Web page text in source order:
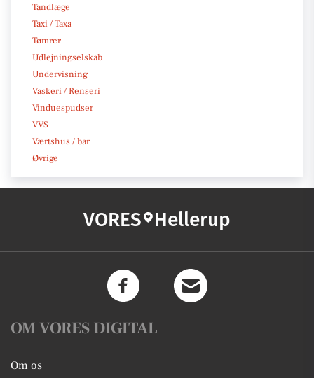
Tandlæge
Taxi / Taxa
Tømrer
Udlejningselskab
Undervisning
Vaskeri / Renseri
Vinduespudser
VVS
Værtshus / bar
Øvrige
VORES Hellerup
OM VORES DIGITAL
Om os